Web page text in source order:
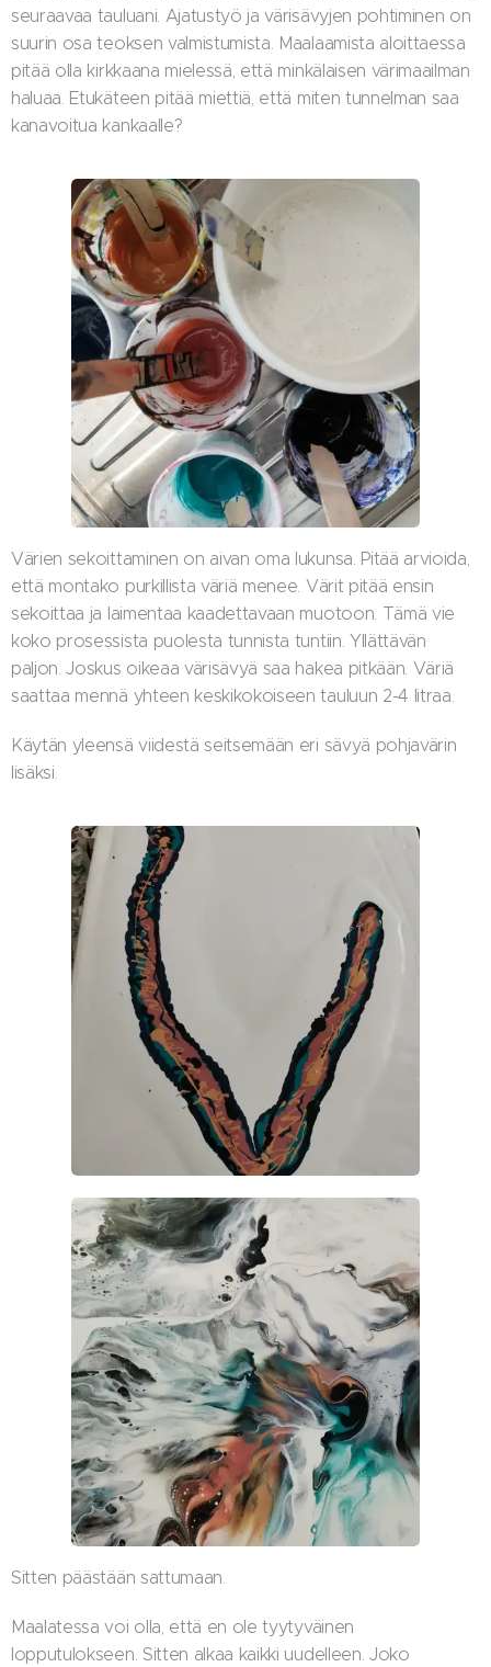
seuraavaa tauluani. Ajatustyö ja värisävyjen pohtiminen on
suurin osa teoksen valmistumista. Maalaamista aloittaessa
pitää olla kirkkaana mielessä, että minkälaisen värimaailman
haluaa. Etukäteen pitää miettiä, että miten tunnelman saa
kanavoitua kankaalle?
Värien sekoittaminen on aivan oma lukunsa. Pitää arvioida,
että montako purkillista väriä menee. Värit pitää ensin
sekoittaa ja laimentaa kaadettavaan muotoon. Tämä vie
koko prosessista puolesta tunnista tuntiin. Yllättävän
paljon. Joskus oikeaa värisävyä saa hakea pitkään. Väriä
saattaa mennä yhteen keskikokoiseen tauluun 2-4 litraa.
Käytän yleensä viidestä seitsemään eri sävyä pohjavärin
lisäksi.
Sitten päästään sattumaan.
Maalatessa voi olla, että en ole tyytyväinen
lopputulokseen. Sitten alkaa kaikki uudelleen. Joko